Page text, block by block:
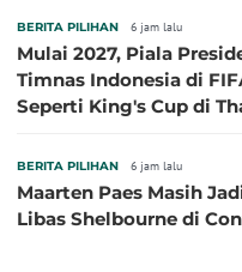
BERITA PILIHAN 6 jam lalu
Mulai 2027, Piala
Timnas Indonesia di
Seperti King's Cup di
BERITA PILIHAN 6 jam lalu
Maarten Paes Masih
Libas Shelbourne di